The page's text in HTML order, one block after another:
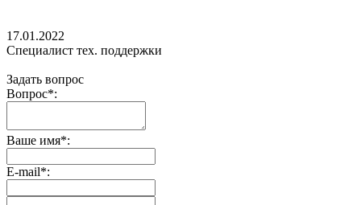
17.01.2022
Специалист тех. поддержки
Задать вопрос
Вопрос*:
Ваше имя*:
E-mail*: